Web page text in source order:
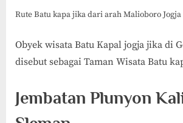
Rute Batu kapa jika dari arah Malioboro Jogja
Obyek wisata Batu Kapal jogja jika di
disebut sebagai Taman Wisata Batu
Jembatan Plunyon